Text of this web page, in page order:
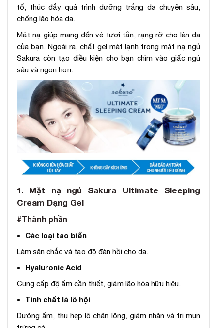
tố, thúc đẩy quá trình dưỡng trắng da chuyên sâu,
chống lão hóa da.
Mặt nạ giúp mang đến vẻ tươi tắn, rạng rỡ cho làn da
của bạn. Ngoài ra, chất gel mát lạnh trong mặt nạ ngủ
Sakura còn tạo điều kiện cho bạn chìm vào giấc ngủ
sâu và ngon hơn.
1. Mặt nạ ngủ Sakura Ultimate Sleeping
Cream Dạng Gel
#Thành phần
Các loại tảo biển
Làm săn chắc và tạo độ đàn hồi cho da.
Hyaluronic Acid
Cung cấp độ ẩm cần thiết, giảm lão hóa hữu hiệu.
Tinh chất lá lô hội
Dưỡng ẩm, thu hẹp lỗ chân lông, giảm nhăn và trị mụn